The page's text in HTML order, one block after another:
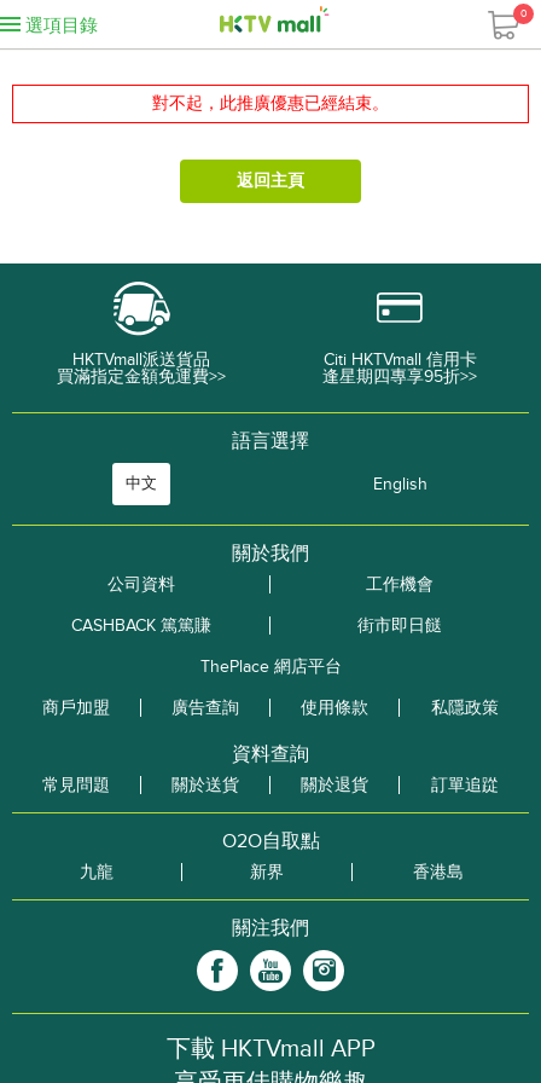
選項目錄
0
對不起，此推廣優惠已經結束。
返回主頁
HKTVmall派送貨品
買滿指定金額免運費>>
Citi HKTVmall 信用卡
逢星期四專享95折>>
語言選擇
中文 English
關於我們
公司資料
工作機會
CASHBACK 篤篤賺
街市即日餸
ThePlace 網店平台
商戶加盟
廣告查詢 使用條款 私隱政策
資料查詢
常見問題 關於送貨 關於退貨 訂單追踨
O2O自取點
九龍 新界 香港島
關注我們
下載 HKTVmall APP